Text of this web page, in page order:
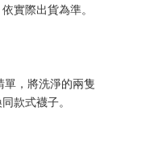
實際出貨為準。
，將洗淨的兩隻
款式襪子。